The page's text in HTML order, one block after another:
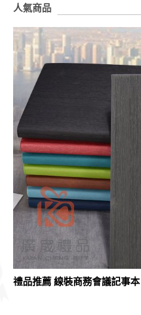
人氣商品
禮品推薦 線裝商務會議記事本